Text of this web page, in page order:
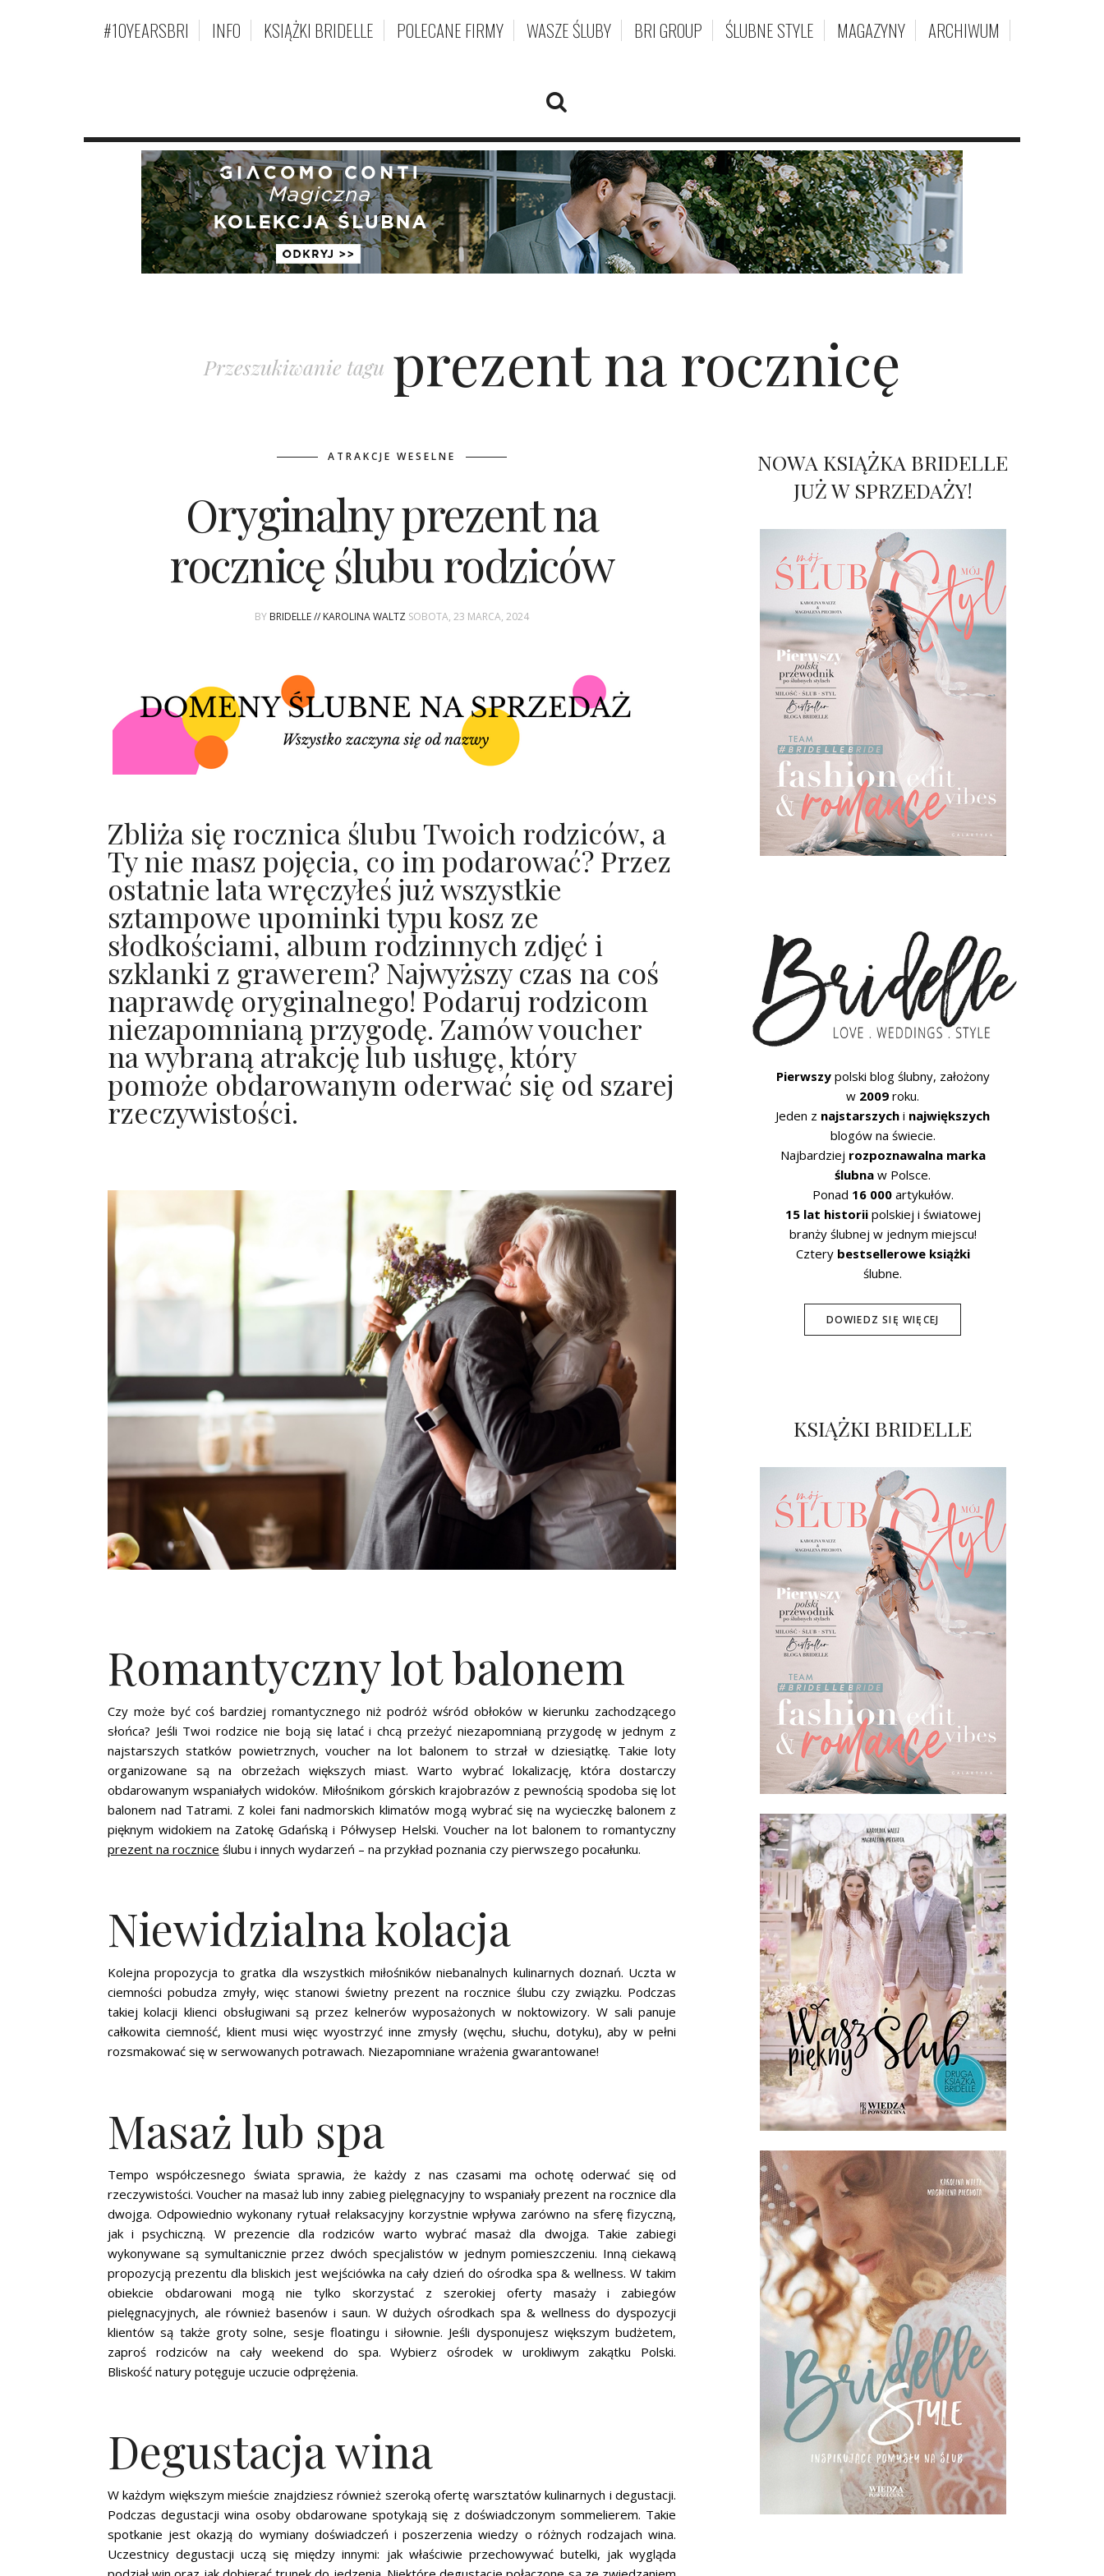
#10YEARSBRI INFO KSIĄŻKI BRIDELLE POLECANE FIRMY WASZE ŚLUBY BRI GROUP ŚLUBNE STYLE MAGAZYNY ARCHIWUM
Przeszukiwanie tagu prezent na rocznicę
ATRAKCJE WESELNE
Oryginalny prezent na
rocznicę ślubu rodziców
BY BRIDELLE // KAROLINA WALTZ SOBOTA, 23 MARCA, 2024
Zbliża się rocznica ślubu Twoich rodziców, a
Ty nie masz pojęcia, co im podarować? Przez
ostatnie lata wręczyłeś już wszystkie
sztampowe upominki typu kosz ze
słodkościami, album rodzinnych zdjęć i
szklanki z grawerem? Najwyższy czas na coś
naprawdę oryginalnego! Podaruj rodzicom
niezapomnianą przygodę. Zamów voucher
na wybraną atrakcję lub usługę, który
pomoże obdarowanym oderwać się od szarej
rzeczywistości.
Romantyczny lot balonem
Czy może być coś bardziej romantycznego niż podróż wśród obłoków w kierunku zachodzącego
słońca? Jeśli Twoi rodzice nie boją się latać i chcą przeżyć niezapomnianą przygodę w jednym z
najstarszych statków powietrznych, voucher na lot balonem to strzał w dziesiątkę. Takie loty
organizowane są na obrzeżach większych miast. Warto wybrać lokalizację, która dostarczy
obdarowanym wspaniałych widoków. Miłośnikom górskich krajobrazów z pewnością spodoba się lot
balonem nad Tatrami. Z kolei fani nadmorskich klimatów mogą wybrać się na wycieczkę balonem z
pięknym widokiem na Zatokę Gdańską i Półwysep Helski. Voucher na lot balonem to romantyczny
prezent na rocznice ślubu i innych wydarzeń – na przykład poznania czy pierwszego pocałunku.
Niewidzialna kolacja
Kolejna propozycja to gratka dla wszystkich miłośników niebanalnych kulinarnych doznań. Uczta w
ciemności pobudza zmyły, więc stanowi świetny prezent na rocznice ślubu czy związku. Podczas
takiej kolacji klienci obsługiwani są przez kelnerów wyposażonych w noktowizory. W sali panuje
całkowita ciemność, klient musi więc wyostrzyć inne zmysły (węchu, słuchu, dotyku), aby w pełni
rozsmakować się w serwowanych potrawach. Niezapomniane wrażenia gwarantowane!
Masaż lub spa
Tempo współczesnego świata sprawia, że każdy z nas czasami ma ochotę oderwać się od
rzeczywistości. Voucher na masaż lub inny zabieg pielęgnacyjny to wspaniały prezent na rocznice dla
dwojga. Odpowiednio wykonany rytuał relaksacyjny korzystnie wpływa zarówno na sferę fizyczną,
jak i psychiczną. W prezencie dla rodziców warto wybrać masaż dla dwojga. Takie zabiegi
wykonywane są symultanicznie przez dwóch specjalistów w jednym pomieszczeniu. Inną ciekawą
propozycją prezentu dla bliskich jest wejściówka na cały dzień do ośrodka spa & wellness. W takim
obiekcie obdarowani mogą nie tylko skorzystać z szerokiej oferty masaży i zabiegów
pielęgnacyjnych, ale również basenów i saun. W dużych ośrodkach spa & wellness do dyspozycji
klientów są także groty solne, sesje floatingu i siłownie. Jeśli dysponujesz większym budżetem,
zaproś rodziców na cały weekend do spa. Wybierz ośrodek w urokliwym zakątku Polski.
Bliskość natury potęguje uczucie odprężenia.
Degustacja wina
W każdym większym mieście znajdziesz również szeroką ofertę warsztatów kulinarnych i degustacji.
Podczas degustacji wina osoby obdarowane spotykają się z doświadczonym sommelierem. Takie
spotkanie jest okazją do wymiany doświadczeń i poszerzenia wiedzy o różnych rodzajach wina.
Uczestnicy degustacji uczą się między innymi: jak właściwie przechowywać butelki, jak wygląda
NOWA KSIĄŻKA BRIDELLE
JUŻ W SPRZEDAŻY!
Pierwszypolski blog ślubny, założony
w 2009 roku.
Jeden z najstarszych i największych
blogów na świecie.
Najbardziej rozpoznawalna marka
ślubna w Polsce.
Ponad 16 000artykułów.
15 lat historiipolskiej i światowej
branży ślubnej w jednym miejscu!
Cztery bestsellerowe książki
ślubne.
DOWIEDZ SIĘ WIĘCEJ
KSIĄŻKI BRIDELLE